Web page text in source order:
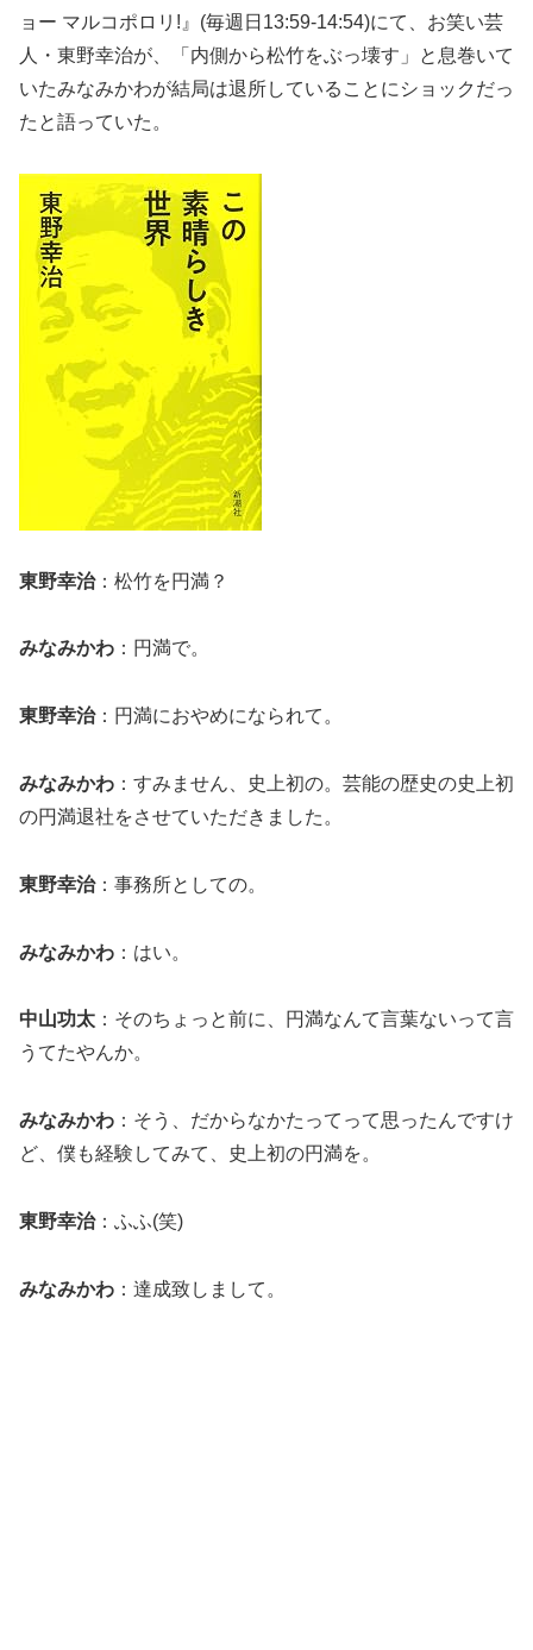
ョー マルコポロリ!』(毎週日13:59-14:54)にて、お笑い芸
人・東野幸治が、「内側から松竹をぶっ壊す」と息巻いて
いたみなみかわが結局は退所していることにショックだっ
たと語っていた。
東野幸治：松竹を円満？
みなみかわ ：円満で。
東野幸治：円満におやめになられて。
みなみかわ ：すみません、史上初の。芸能の歴史の史上初
の円満退社をさせていただきました。
東野幸治：事務所としての。
みなみかわ ：はい。
中山功太 ：そのちょっと前に、円満なんて言葉ないって言
うてたやんか。
みなみかわ ：そう、だからなかたってって思ったんですけ
ど、僕も経験してみて、史上初の円満を。
東野幸治：ふふ(笑)
みなみかわ ：達成致しまして。